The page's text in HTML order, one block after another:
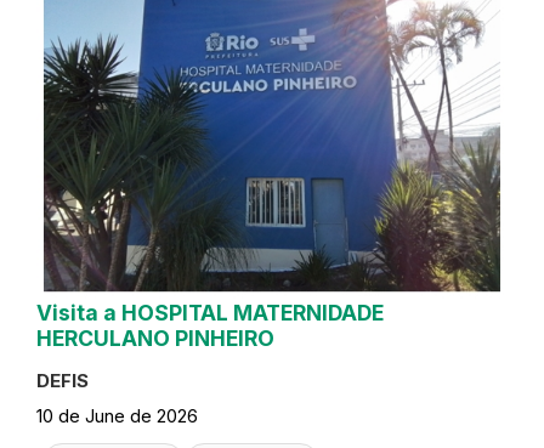
Visita a HOSPITAL MATERNIDADE
HERCULANO PINHEIRO
DEFIS
10 de June de 2026